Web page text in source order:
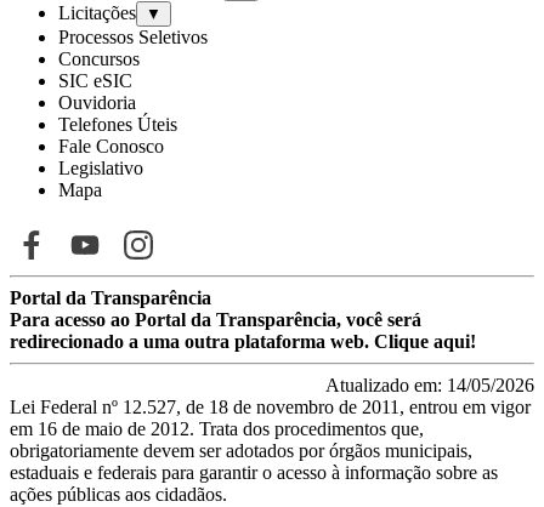
Licitações ▼
Processos Seletivos
Concursos
SIC eSIC
Ouvidoria
Telefones Úteis
Fale Conosco
Legislativo
Mapa
Portal da Transparência
Para acesso ao Portal da Transparência, você será
redirecionado a uma outra plataforma web. Clique aqui!
Atualizado em: 14/05/2026
Lei Federal nº 12.527, de 18 de novembro de 2011, entrou em vigor
em 16 de maio de 2012. Trata dos procedimentos que,
obrigatoriamente devem ser adotados por órgãos municipais,
estaduais e federais para garantir o acesso à informação sobre as
ações públicas aos cidadãos.